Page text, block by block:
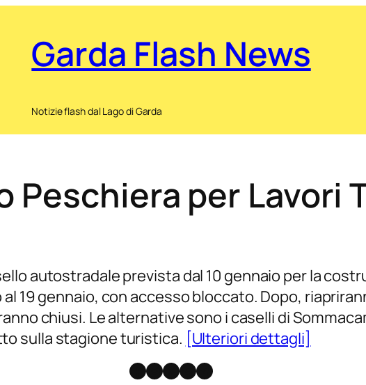
Garda Flash News
Notizie flash dal Lago di Garda
Peschiera per Lavori
autostradale prevista dal 10 gennaio per la
19 gennaio, con accesso bloccato. Dopo,
chiusi. Le alternative sono i caselli di
sulla stagione turistica. [Ulteriori dettagli]
Facebook
Instagram
X Threads
Telegram